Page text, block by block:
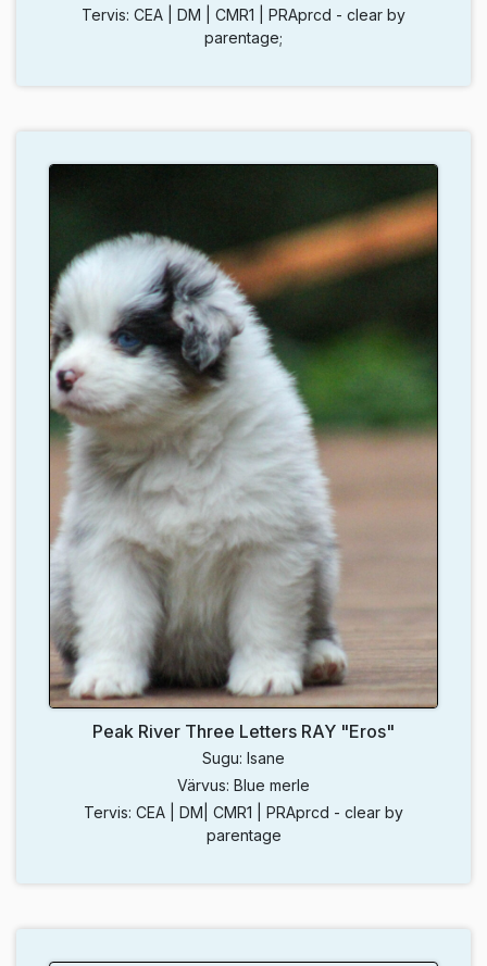
Tervis: CEA | DM | CMR1 | PRAprcd - clear by
parentage;
Peak River Three Letters RAY "Eros"
Sugu: Isane
Värvus: Blue merle
Tervis: CEA | DM| CMR1 | PRAprcd - clear by
parentage